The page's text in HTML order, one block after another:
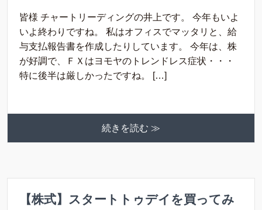
皆様 チャートリーディングの井上です。 今年もいよ
いよ終わりですね。 私はオフィスでマッタリと、給
与支払報告書を作成したりしています。 今年は、株
が好調で、ＦＸはヨモヤのトレンドレス症状・・・
特に後半は厳しかったですね。 […]
続きを読む ≫
【株式】スタートトゥデイを買ってみ